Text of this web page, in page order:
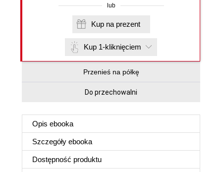
lub
Kup na prezent
Kup 1-kliknięciem
Przenieś na półkę
Do przechowalni
Opis ebooka
Szczegóły ebooka
Dostępność produktu